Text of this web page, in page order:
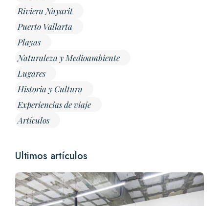
Riviera Nayarit
Puerto Vallarta
Playas
Naturaleza y Medioambiente
Lugares
Historia y Cultura
Experiencias de viaje
Artículos
Ultimos artículos